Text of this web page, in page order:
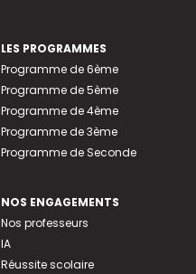
LES PROGRAMMES
Programme de 6ème
Programme de 5ème
Programme de 4ème
Programme de 3ème
Programme de Seconde
NOS ENGAGEMENTS
Nos professeurs
IA
Réussite scolaire